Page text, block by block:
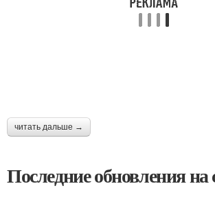
читать дальше →
Последние обновления на